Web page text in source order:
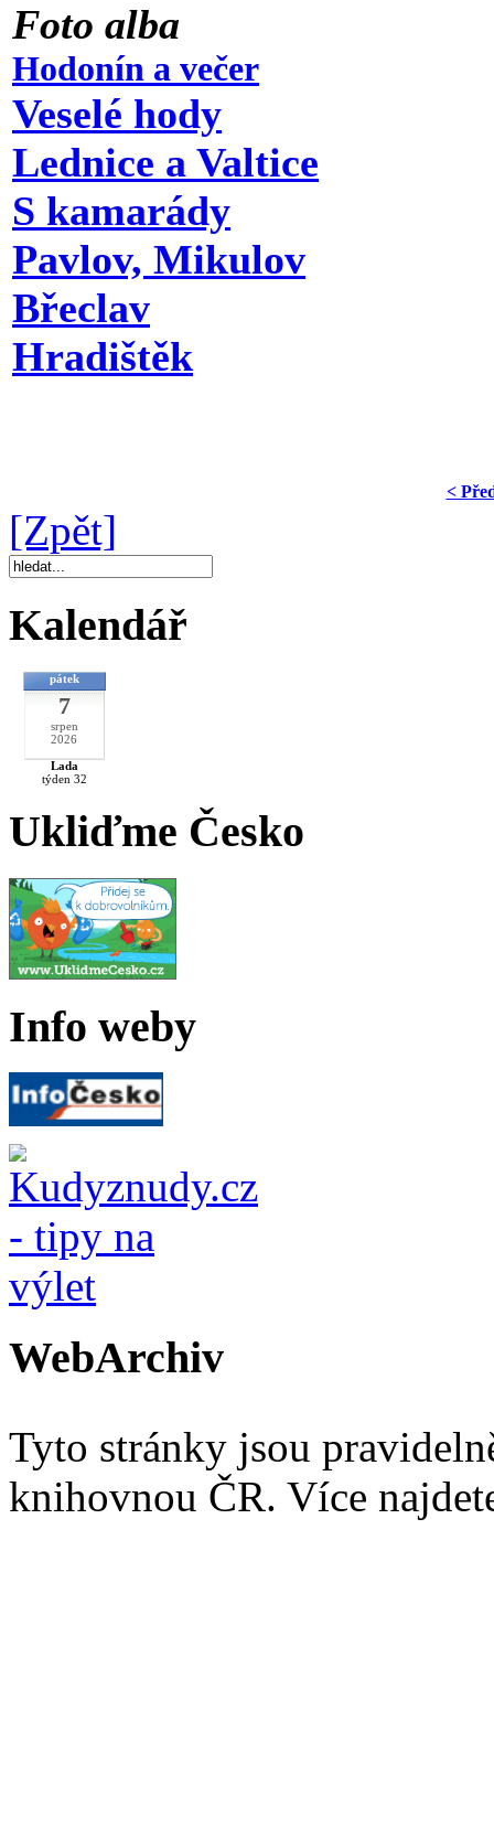
Foto alba
Hodonín a večer
Veselé hody
Lednice a Valtice
S kamarády
Pavlov, Mikulov
Břeclav
Hradištěk
<
[Zpět]
Kalendář
pátek
7
srpen
2026
Lada
týden 32
Ukliďme Česko
Info weby
WebArchiv
Tyto stránky jsou
knihovnou ČR. Více